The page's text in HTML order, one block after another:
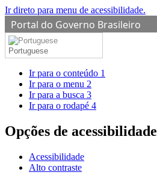
Ir direto para menu de acessibilidade.
Portal do Governo Brasileiro
Portuguese
Ir para o conteúdo 1
Ir para o menu 2
Ir para a busca 3
Ir para o rodapé 4
Opções de acessibilidade
Acessibilidade
Alto contraste